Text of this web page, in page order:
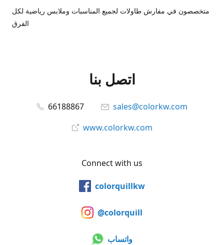
متخصصون في مفارش طاولات لجميع المناسبات وملابس رياضية لكل
الفرق
اتصل بنا
66188867
sales@colorkw.com
www.colorkw.com
Connect with us
colorquillkw
@colorquill
واتساب